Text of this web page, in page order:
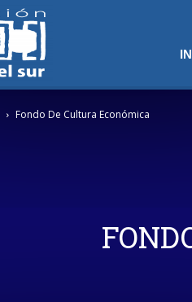
Fondo De Cultura Económica